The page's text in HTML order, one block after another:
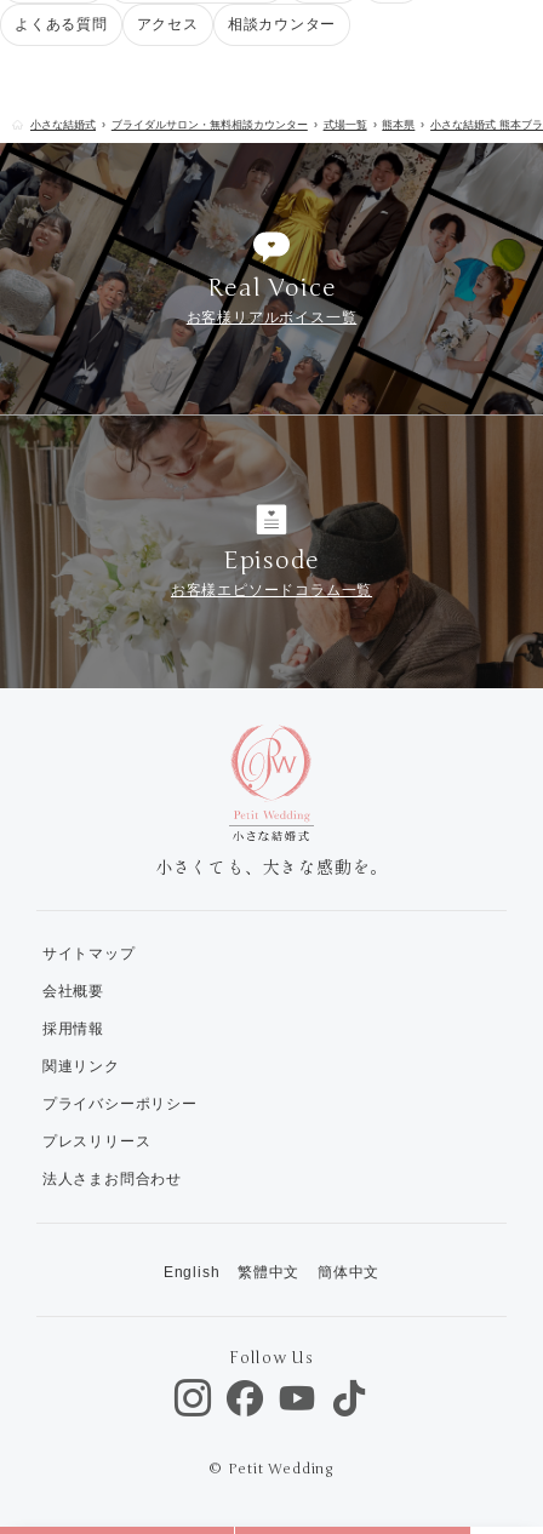
よくある質問 アクセス 相談カウンター
小さな結婚式 ブライダルサロン・無料相談カウンター 式場一覧 熊本県 小さな結婚式 熊本ブ
Real Voice
お客様リアルボイス一覧
Episode
お客様エピソードコラム一覧
小さくても、大きな感動を。
サイトマップ
会社概要
採用情報
関連リンク
プライバシーポリシー
プレスリリース
法人さまお問合わせ
English 繁體中文 簡体中文
Follow Us
© Petit Wedding